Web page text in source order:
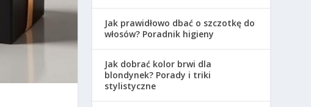
Jak prawidłowo dbać o szczotkę do
włosów? Poradnik higieny
Jak dobrać kolor brwi dla
blondynek? Porady i triki
stylistyczne